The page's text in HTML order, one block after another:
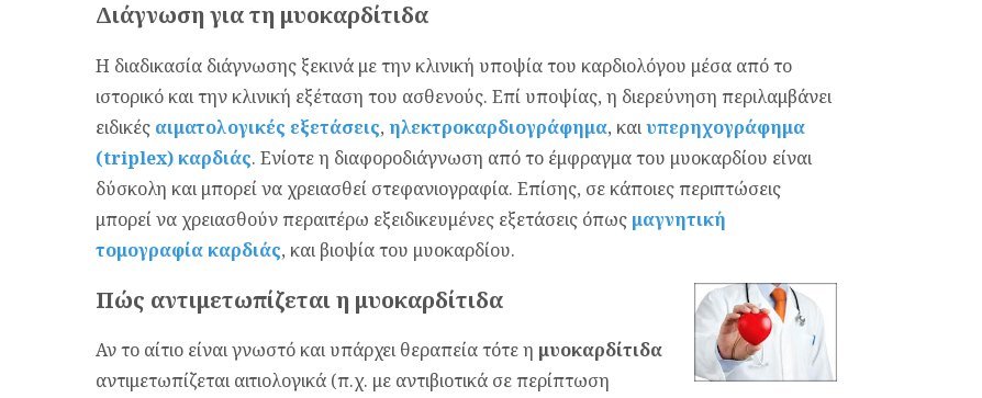
Διάγνωση για τη μυοκαρδίτιδα
Η διαδικασία διάγνωσης ξεκινά με την κλινική υποψία του καρδιολόγου μέσα από το
ιστορικό και την κλινική εξέταση του ασθενούς. Επί υποψίας, η διερεύνηση περιλαμβάνει
ειδικές αιματολογικές εξετάσεις, ηλεκτροκαρδιογράφημα, καιυπερηχογράφημα
(triplex) καρδιάς. Ενίοτε η διαφοροδιάγνωση από το έμφραγμα του μυοκαρδίου είναι
δύσκολη και μπορεί να χρειασθεί στεφανιογραφία. Επίσης, σε κάποιες περιπτώσεις
μπορεί να χρειασθούν περαιτέρω εξειδικευμένες εξετάσεις όπως μαγνητική
τομογραφία καρδιάς, και βιοψία του μυοκαρδίου.
Πώς αντιμετωπίζεται η μυοκαρδίτιδα
Αν το αίτιο είναι γνωστό και υπάρχει θεραπεία τότε η μυοκαρδίτιδα
αντιμετωπίζεται αιτιολογικά (π.χ. με αντιβιοτικά σε περίπτωση